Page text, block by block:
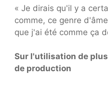
« Je dirais qu'il y a
comme, ce genre
que j'ai été comme ça
Sur l'utilisation de
de production